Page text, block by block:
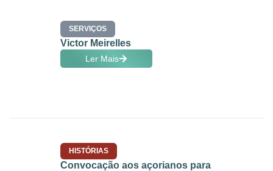
SERVIÇOS
Victor Meirelles
Ler Mais
HISTÓRIAS
Convocação aos açorianos para